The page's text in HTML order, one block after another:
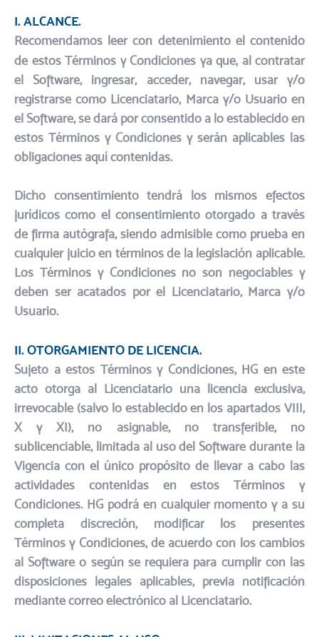
I. ALCANCE.
Recomendamos leer con detenimiento el contenido
de estos Términos y Condiciones ya que, al contratar
el Software, ingresar, acceder, navegar, usar y/o
registrarse como Licenciatario, Marca y/o Usuario en
el Software, se dará por consentido a lo establecido en
estos Términos y Condiciones y serán aplicables las
obligaciones aquí contenidas.​
Dicho consentimiento tendrá los mismos efectos
jurídicos como el consentimiento otorgado a través
de firma autógrafa, siendo admisible como prueba en
cualquier juicio en términos de la legislación aplicable.
Los Términos y Condiciones no son negociables y
deben ser acatados por el Licenciatario, Marca y/o
Usuario.
II. OTORGAMIENTO DE LICENCIA.
Sujeto a estos Términos y Condiciones, HG en este
acto otorga al Licenciatario una licencia exclusiva,
irrevocable (salvo lo establecido en los apartados VIII,
X y XI), no asignable, no transferible, no
sublicenciable, limitada al uso del Software durante la
Vigencia con el único propósito de llevar a cabo las
actividades contenidas en estos Términos y
Condiciones. HG podrá en cualquier momento y a su
completa discreción, modificar los presentes
Términos y Condiciones, de acuerdo con los cambios
al Software o según se requiera para cumplir con las
disposiciones legales aplicables, previa notificación
mediante correo electrónico al Licenciatario.